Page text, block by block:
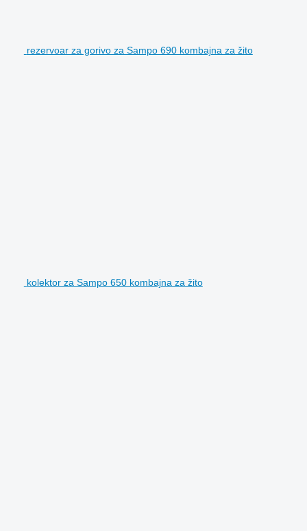
rezervoar za gorivo za Sampo 690 kombajna za žito
kolektor za Sampo 650 kombajna za žito